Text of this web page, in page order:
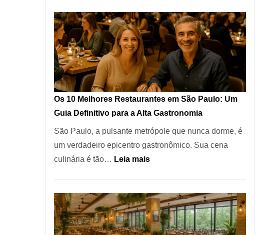
Pizzaria:
tradição
em
pizza
artesanal
no
forno
à
lenha
na
Vila
Os 10 Melhores Restaurantes em São Paulo: Um
Guia Definitivo para a Alta Gastronomia
São Paulo, a pulsante metrópole que nunca dorme, é
um verdadeiro epicentro gastronômico. Sua cena
culinária é tão… Leia mais:
Melhores
Restaurantes
em